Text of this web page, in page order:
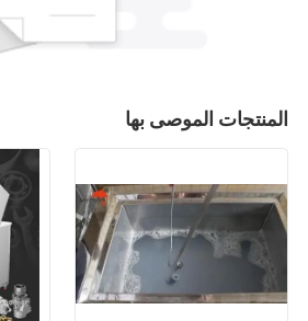
المنتجات الموصى بها